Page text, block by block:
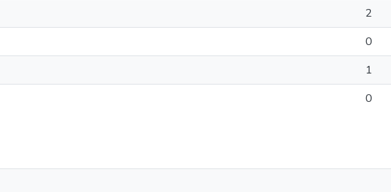
2
0
1
0